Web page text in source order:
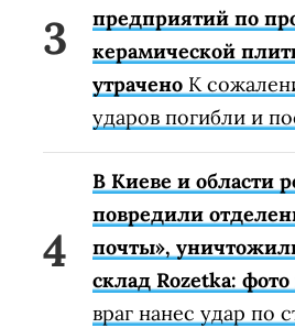
предприятий по
керамической
утрачено К
ударов погибли и
В Киеве и области
повредили
почты»,
склад Rozetka:
враг нанес удар по